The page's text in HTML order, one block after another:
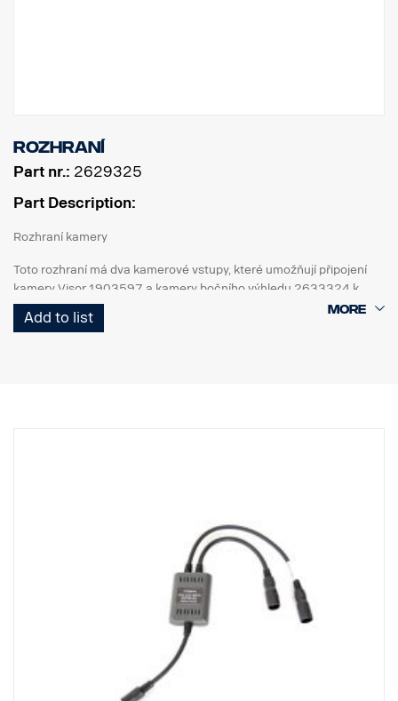
Rozhraní
Part nr.: 2629325
Part Description:
Rozhraní kamery
Toto rozhraní má dva kamerové vstupy, které umožňují připojení
kamery Visor 1903597 a kamery bočního výhledu 2633324 k
rádiu Scania Premium.
Add to list